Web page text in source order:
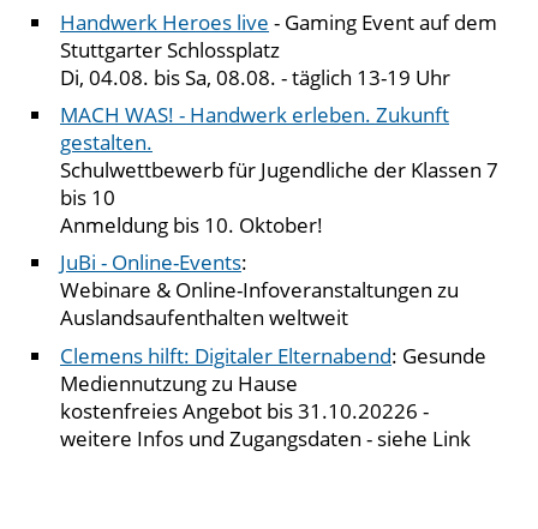
Handwerk Heroes live - Gaming Event auf dem
Stuttgarter Schlossplatz
Di, 04.08. bis Sa, 08.08. - täglich 13-19 Uhr
MACH WAS! - Handwerk erleben. Zukunft
gestalten.
Schulwettbewerb für Jugendliche der Klassen 7
bis 10
Anmeldung bis 10. Oktober!
JuBi - Online-Events:
Webinare & Online-Infoveranstaltungen zu
Auslandsaufenthalten weltweit
Clemens hilft: Digitaler Elternabend: Gesunde
Mediennutzung zu Hause
kostenfreies Angebot bis 31.10.20226 -
weitere Infos und Zugangsdaten - siehe Link